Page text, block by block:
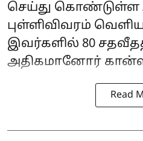
செய்து கொண்டுள்ள
புள்ளிவிவரம்
இவர்களில் 80
அதிகமானோர்
Read